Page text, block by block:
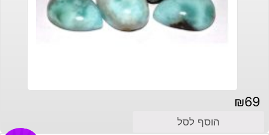
₪69
הוסף לסל